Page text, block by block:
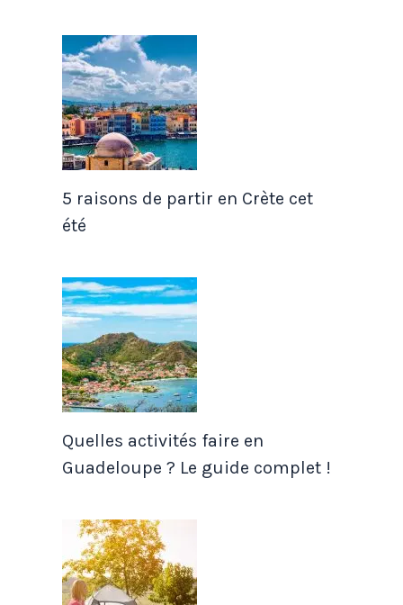
5 raisons de partir en Crète cet
été
Quelles activités faire en
Guadeloupe ? Le guide complet !